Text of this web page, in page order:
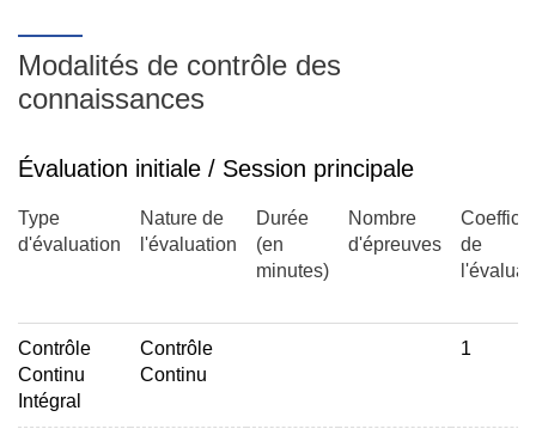
Modalités de contrôle des
connaissances
Évaluation initiale / Session principale
Type
d'évaluation
Nature de
l'évaluation
Durée
(en
minutes)
Nombre
d'épreuves
de
Contrôle
Continu
Intégral
Contrôle
Continu
1